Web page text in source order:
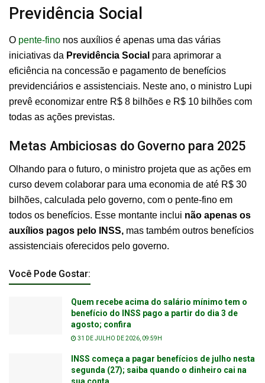
Previdência Social
O pente-fino nos auxílios é apenas uma das várias
iniciativas da Previdência Social para aprimorar a
eficiência na concessão e pagamento de benefícios
previdenciários e assistenciais. Neste ano, o ministro Lupi
prevê economizar entre R$ 8 bilhões e R$ 10 bilhões com
todas as ações previstas.
Metas Ambiciosas do Governo para 2025
Olhando para o futuro, o ministro projeta que as ações em
curso devem colaborar para uma economia de até R$ 30
bilhões, calculada pelo governo, com o pente-fino em
todos os benefícios. Esse montante inclui não apenas os
auxílios pagos pelo INSS, mas também outros benefícios
assistenciais oferecidos pelo governo.
Você Pode Gostar:
Quem recebe acima do salário mínimo tem o
benefício do INSS pago a partir do dia 3 de
agosto; confira
31 DE JULHO DE 2026, 09:59H
INSS começa a pagar benefícios de julho nesta
segunda (27); saiba quando o dinheiro cai na